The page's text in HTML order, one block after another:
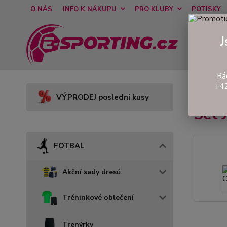
O NÁS INFO K NÁKUPU PRO KLUBY POTISKY
VÝPRODEJ poslední kusy
FOTBAL
Akční sady dresů
Tréninkové oblečení
Trenýrky
Set